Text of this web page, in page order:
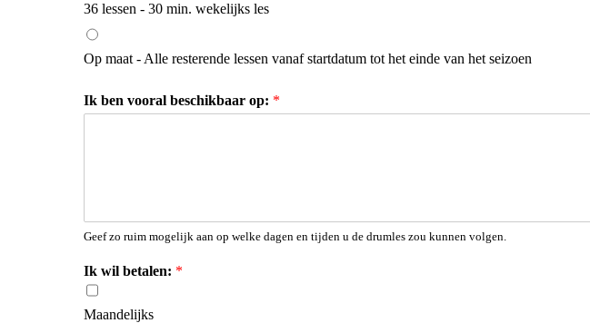
36 lessen - 30 min. wekelijks les
Op maat - Alle resterende lessen vanaf startdatum tot het einde van het seizoen
Ik ben vooral beschikbaar op: *
Geef zo ruim mogelijk aan op welke dagen en tijden u de drumles zou kunnen volgen.
Ik wil betalen: *
Maandelijks